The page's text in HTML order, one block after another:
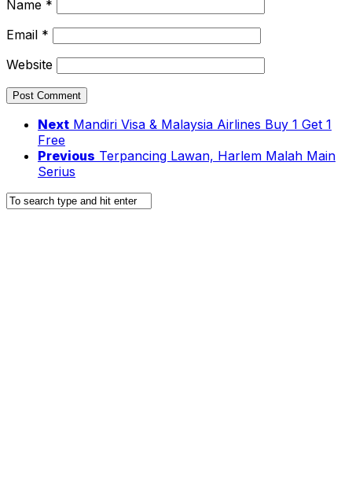
Name *
Email *
Website
Next Mandiri Visa & Malaysia Airlines Buy 1 Get 1
Free
Previous Terpancing Lawan, Harlem Malah Main
Serius